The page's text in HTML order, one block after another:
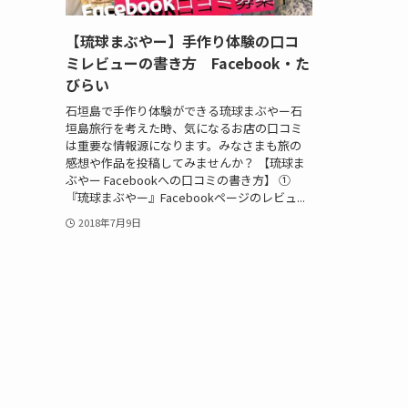
【琉球まぶやー】手作り体験の口コ
ミレビューの書き方 Facebook・た
びらい
石垣島で手作り体験ができる琉球まぶやー石
垣島旅行を考えた時、気になるお店の口コミ
は重要な情報源になります。みなさまも旅の
感想や作品を投稿してみませんか？ 【琉球ま
ぶやー Facebookへの口コミの書き方】 ①
『琉球まぶやー』Facebookページのレビュ...
2018年7月9日